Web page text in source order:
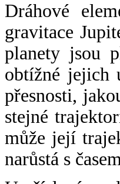
Dráhové
gravitace
planety jsou
obtížné jejich
přesnosti,
stejné
může její
narůstá s